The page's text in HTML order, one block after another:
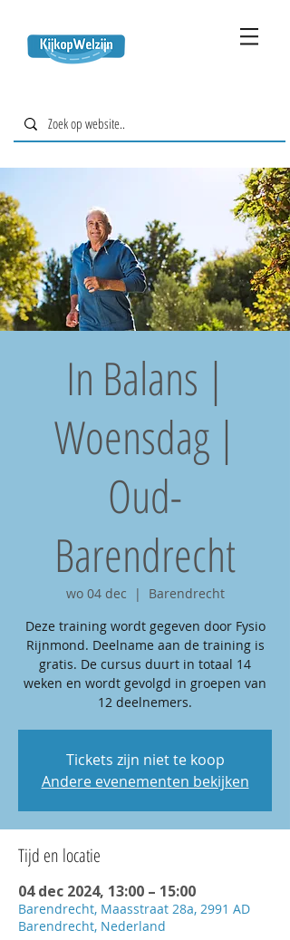
In Balans |
Woensdag |
Oud-
Barendrecht
wo 04 dec
  |
Barendrecht
Deze training wordt gegeven door Fysio
Rijnmond. Deelname aan de training is
gratis. De cursus duurt in totaal 14
weken en wordt gevolgd in groepen van
12 deelnemers.
Tickets zijn niet te koop
Andere evenementen bekijken
Tijd en locatie
04 dec 2024, 13:00 – 15:00
Barendrecht, Maasstraat 28a, 2991 AD
Barendrecht, Nederland